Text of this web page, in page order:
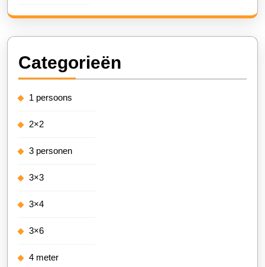
Categorieën
1 persoons
2×2
3 personen
3×3
3×4
3×6
4 meter